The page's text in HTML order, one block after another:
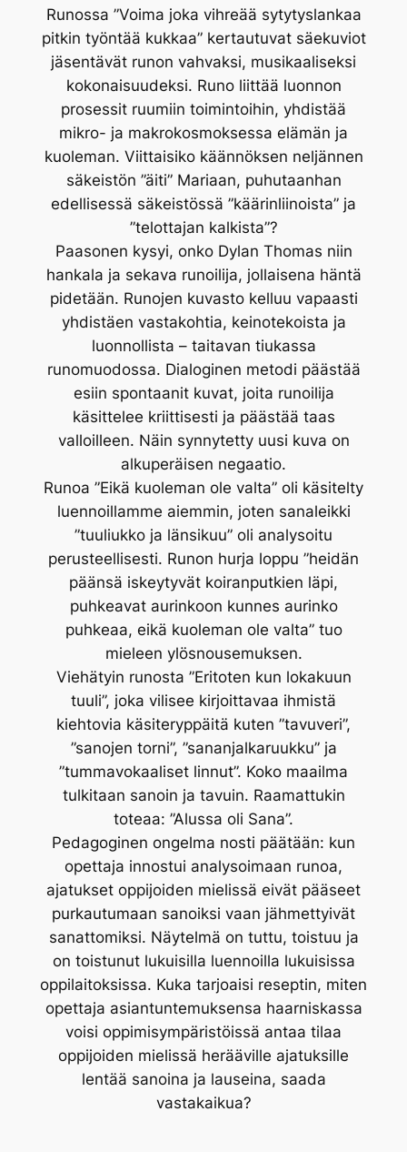
Runossa ”Voima joka vihreää sytytyslankaa
pitkin työntää kukkaa” kertautuvat säekuviot
jäsentävät runon vahvaksi, musikaaliseksi
kokonaisuudeksi. Runo liittää luonnon
prosessit ruumiin toimintoihin, yhdistää
mikro- ja makrokosmoksessa elämän ja
kuoleman. Viittaisiko käännöksen neljännen
säkeistön ”äiti” Mariaan, puhutaanhan
edellisessä säkeistössä ”käärinliinoista” ja
”telottajan kalkista”?
Paasonen kysyi, onko Dylan Thomas niin
hankala ja sekava runoilija, jollaisena häntä
pidetään. Runojen kuvasto kelluu vapaasti
yhdistäen vastakohtia, keinotekoista ja
luonnollista – taitavan tiukassa
runomuodossa. Dialoginen metodi päästää
esiin spontaanit kuvat, joita runoilija
käsittelee kriittisesti ja päästää taas
valloilleen. Näin synnytetty uusi kuva on
alkuperäisen negaatio.
Runoa ”Eikä kuoleman ole valta” oli käsitelty
luennoillamme aiemmin, joten sanaleikki
”tuuliukko ja länsikuu” oli analysoitu
perusteellisesti. Runon hurja loppu ”heidän
päänsä iskeytyvät koiranputkien läpi,
puhkeavat aurinkoon kunnes aurinko
puhkeaa, eikä kuoleman ole valta” tuo
mieleen ylösnousemuksen.
Viehätyin runosta ”Eritoten kun lokakuun
tuuli”, joka vilisee kirjoittavaa ihmistä
kiehtovia käsiteryppäitä kuten ”tavuveri”,
”sanojen torni”, ”sananjalkaruukku” ja
”tummavokaaliset linnut”. Koko maailma
tulkitaan sanoin ja tavuin. Raamattukin
toteaa: ”Alussa oli Sana”.
Pedagoginen ongelma nosti päätään: kun
opettaja innostui analysoimaan runoa,
ajatukset oppijoiden mielissä eivät pääseet
purkautumaan sanoiksi vaan jähmettyivät
sanattomiksi. Näytelmä on tuttu, toistuu ja
on toistunut lukuisilla luennoilla lukuisissa
oppilaitoksissa. Kuka tarjoaisi reseptin, miten
opettaja asiantuntemuksensa haarniskassa
voisi oppimisympäristöissä antaa tilaa
oppijoiden mielissä herääville ajatuksille
lentää sanoina ja lauseina, saada
vastakaikua?